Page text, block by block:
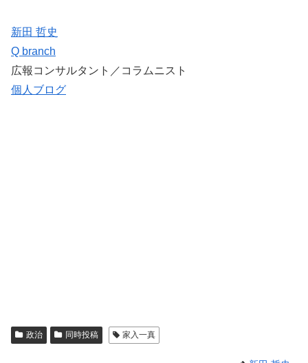
新田 哲史
Q branch
広報コンサルタント／コラムニスト
個人ブログ
政治 同時投稿 家入一真